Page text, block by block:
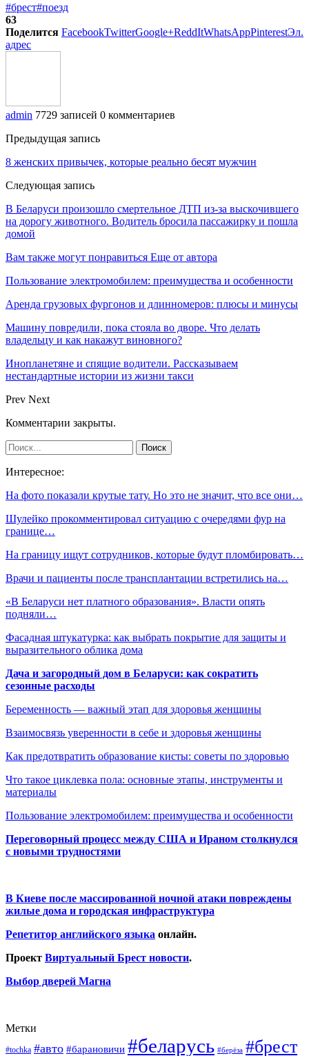
#брест#поезд
63
Поделится FacebookTwitterGoogle+ReddItWhatsAppPinterestЭл.
адрес
admin 7729 записей 0 комментариев
Предыдущая запись
8 женских привычек, которые реально бесят мужчин
Следующая запись
В Беларуси произошло смертельное ДТП из-за выскочившего
на дорогу животного. Водитель бросила пассажирку и пошла
домой
Вам также могут понравиться Еще от автора
Пользование электромобилем: преимущества и особенности
Аренда грузовых фургонов и длинномеров: плюсы и минусы
Машину повредили, пока стояла во дворе. Что делать
владельцу и как накажут виновного?
Инопланетяне и спящие водители. Рассказываем
нестандартные истории из жизни такси
Prev Next
Комментарии закрыты.
Интересное:
На фото показали крутые тату. Но это не значит, что все они…
Шулейко прокомментировал ситуацию с очередями фур на
границе…
На границу ищут сотрудников, которые будут пломбировать…
Врачи и пациенты после трансплантации встретились на…
«В Беларуси нет платного образования». Власти опять
подняли…
Фасадная штукатурка: как выбрать покрытие для защиты и
выразительного облика дома
Дача и загородный дом в Беларуси: как сократить
сезонные расходы
Беременность — важный этап для здоровья женщины
Взаимосвязь уверенности в себе и здоровья женщины
Как предотвратить образование кисты: советы по здоровью
Что такое циклевка пола: основные этапы, инструменты и
материалы
Пользование электромобилем: преимущества и особенности
Переговорный процесс между США и Ираном столкнулся
с новыми трудностями
В Киеве после массированной ночной атаки повреждены
жилые дома и городская инфраструктура
Репетитор английского языка онлайн.
Проект Виртуальный Брест новости.
Выбор дверей Магна
Метки
#tochka #авто #барановичи #беларусь #берёза #брест